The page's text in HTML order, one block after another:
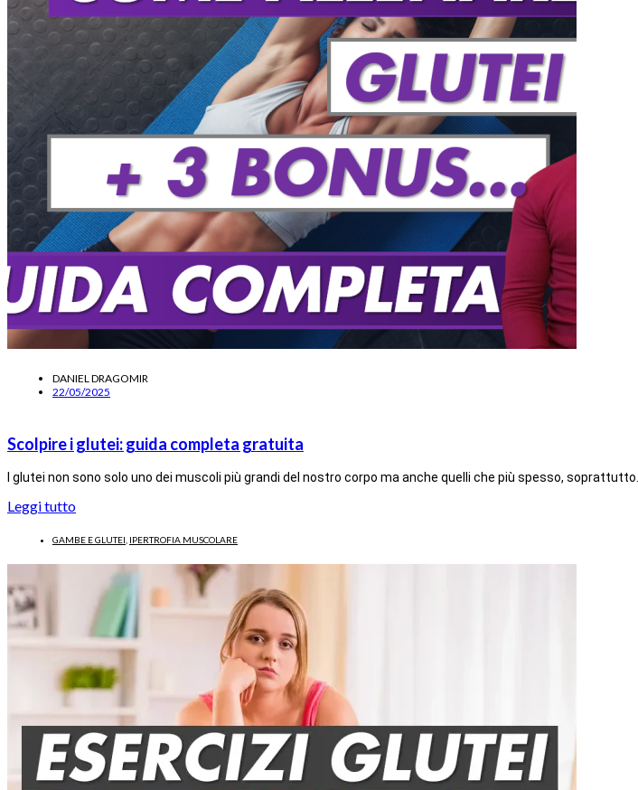
DANIEL DRAGOMIR
22/05/2025
Scolpire i glutei: guida completa gratuita
I glutei non sono solo uno dei muscoli più grandi del nostro corpo ma anche quelli che più spesso, soprattutto…
Leggi tutto
GAMBE E GLUTEI IPERTROFIA MUSCOLARE